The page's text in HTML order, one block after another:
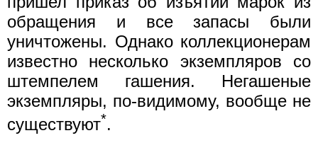
обращения и все запасы были
уничтожены. Однако коллекционерам
известно несколько экземпляров со
штемпелем гашения. Негашеные
экземпляры, по-видимому, вообще не
существуют*.